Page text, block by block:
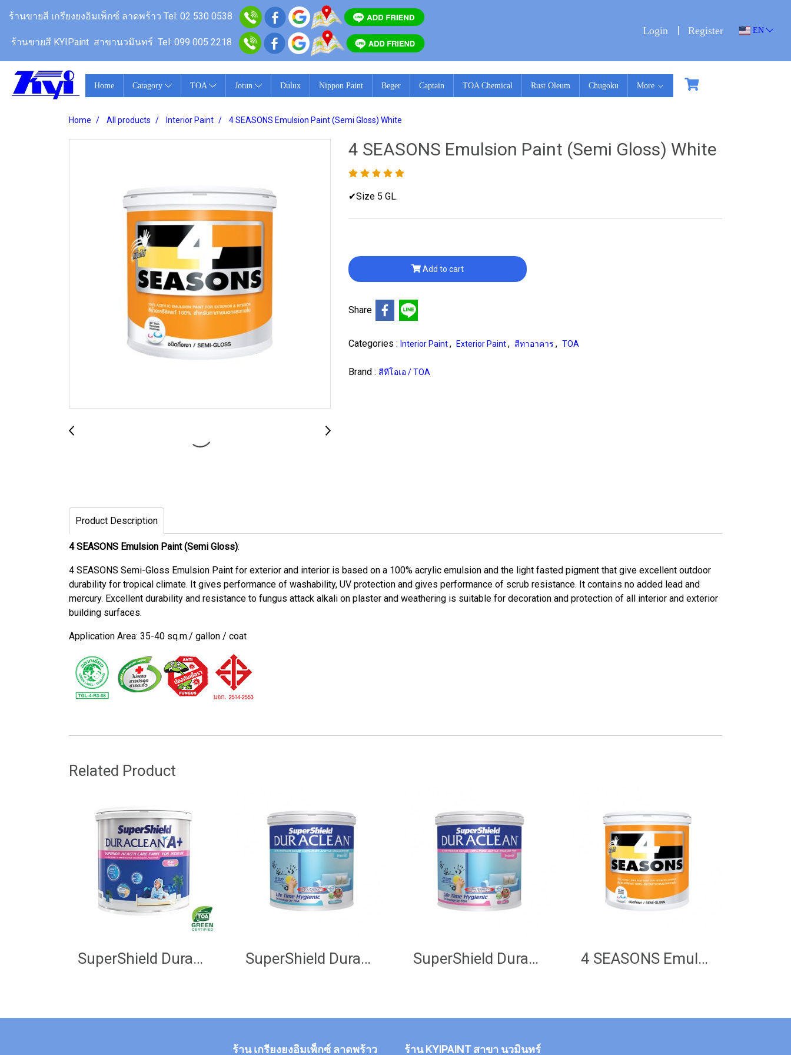
ร้านขายสี เกรียงยงอิมเพ็กซ์ ลาดพร้าว Tel: 02 530 0538
ร้านขายสี KYIPaint สาขานวมินทร์ Tel: 099 005 2218
Login Register EN
Home Catagory TOA Jotun Dulux Nippon Paint Beger Captain TOA Chemical Rust Oleum Chugoku More
Home All products Interior Paint 4 SEASONS Emulsion Paint (Semi Gloss) White
4 SEASONS Emulsion Paint (Semi Gloss) White
✔Size 5 GL.
Add to cart
Share
Categories : Interior Paint, Exterior Paint, สีทาอาคาร , TOA
Brand : สีทีโอเอ / TOA
Product Description
4 SEASONS Emulsion Paint (Semi Gloss):
4 SEASONS Semi-Gloss Emulsion Paint for exterior and interior is based on a 100% acrylic emulsion and the light fasted pigment that give excellent outdoor
durability for tropical climate. It gives performance of washability, UV protection and gives performance of scrub resistance. It contains no added lead and
mercury. Excellent durability and resistance to fungus attack alkali on plaster and weathering is suitable for decoration and protection of all interior and exterior
building surfaces.
Application Area: 35-40 sq.m./ gallon / coat
Related Product
SuperShield Duraclean A+ Matt SuperShield Duraclean SuperShield Duraclean Matt 4 SEASONS Emulsion Paint (Semi Gloss)
ร้าน เกรียงยงอิมเพ็กซ์ ลาดพร้าว ร้าน KYIPAINT สาขา นวมินทร์